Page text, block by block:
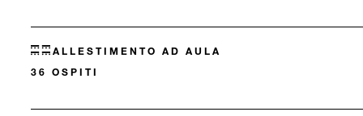
ALLESTIMENTO AD AULA
36 OSPITI